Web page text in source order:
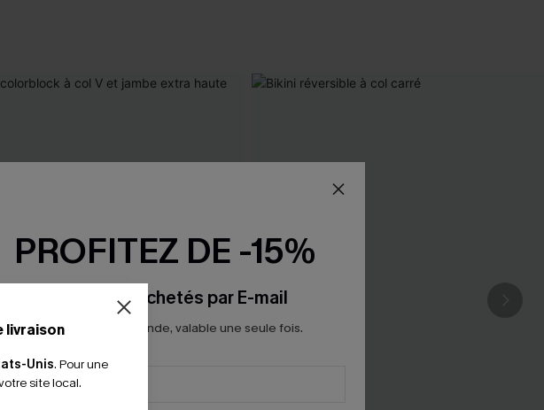
livraison
Unis. Pour une
site local.
PROFITEZ DE -15%
-15% dès 2 Achetés par E-mail
*Un code par commande, valable une seule fois.